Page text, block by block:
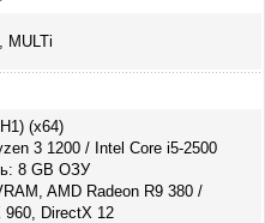
MULTi
(х64)
3 1200 / Intel Core i5-2500
8 GB ОЗУ
AMD Radeon R9 380 /
960, DirectX 12